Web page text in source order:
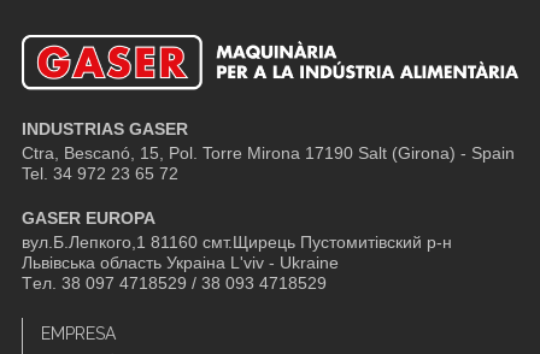
INDUSTRIAS GASER
Ctra, Bescanó, 15, Pol. Torre Mirona 17190 Salt (Girona) - Spain
Tel. 34 972 23 65 72
GASER EUROPA
вул.Б.Лепкого,1 81160 смт.Щирець Пустомитівский р-н
Львівська область Украіна L'viv - Ukraine
Tел. 38 097 4718529 / 38 093 4718529
EMPRESA